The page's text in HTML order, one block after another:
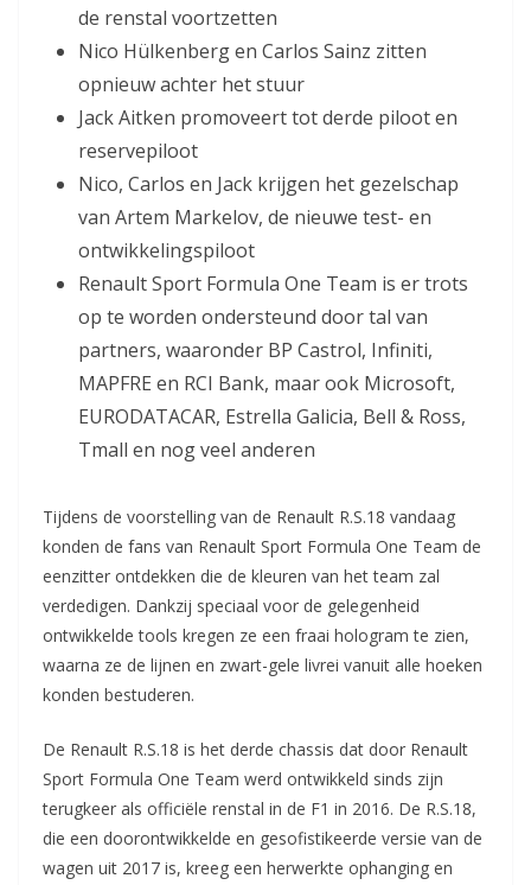
de renstal voortzetten
Nico Hülkenberg en Carlos Sainz zitten
opnieuw achter het stuur
Jack Aitken promoveert tot derde piloot en
reservepiloot
Nico, Carlos en Jack krijgen het gezelschap
van Artem Markelov, de nieuwe test- en
ontwikkelingspiloot
Renault Sport Formula One Team is er trots
op te worden ondersteund door tal van
partners, waaronder BP Castrol, Infiniti,
MAPFRE en RCI Bank, maar ook Microsoft,
EURODATACAR, Estrella Galicia, Bell & Ross,
Tmall en nog veel anderen
Tijdens de voorstelling van de Renault R.S.18 vandaag
konden de fans van Renault Sport Formula One Team de
eenzitter ontdekken die de kleuren van het team zal
verdedigen. Dankzij speciaal voor de gelegenheid
ontwikkelde tools kregen ze een fraai hologram te zien,
waarna ze de lijnen en zwart-gele livrei vanuit alle hoeken
konden bestuderen.
De Renault R.S.18 is het derde chassis dat door Renault
Sport Formula One Team werd ontwikkeld sinds zijn
terugkeer als officiële renstal in de F1 in 2016. De R.S.18,
die een doorontwikkelde en gesofistikeerde versie van de
wagen uit 2017 is, kreeg een herwerkte ophanging en